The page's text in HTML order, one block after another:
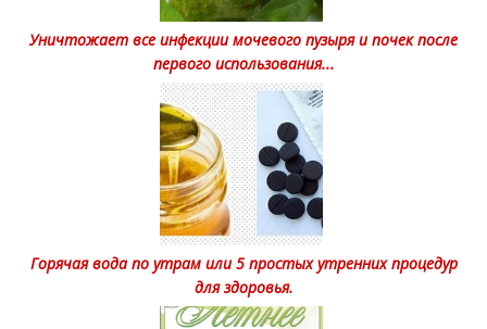
Уничтожает все инфекции мочевого пузыря и почек после
первого использования...
Горячая вода по утрам или 5 простых утренних процедур
для здоровья.